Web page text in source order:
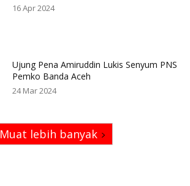
16 Apr 2024
Ujung Pena Amiruddin Lukis Senyum PNS
Pemko Banda Aceh
24 Mar 2024
Muat lebih banyak